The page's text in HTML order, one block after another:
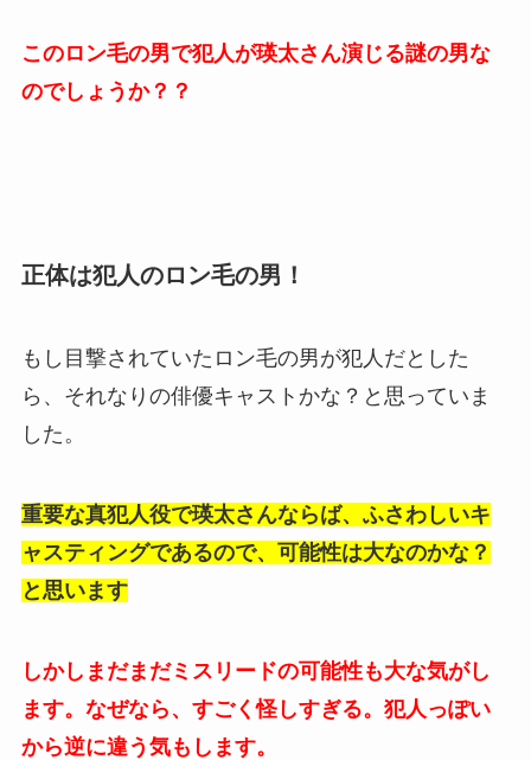
このロン毛の男で犯人が瑛太さん演じる謎の男な
のでしょうか？？
正体は犯人のロン毛の男！
もし目撃されていたロン毛の男が犯人だとした
ら、それなりの俳優キャストかな？と思っていま
した。
重要な真犯人役で瑛太さんならば、ふさわしいキ
ャスティングであるので、可能性は大なのかな？
と思います
しかしまだまだミスリードの可能性も大な気がし
ます。なぜなら、すごく怪しすぎる。犯人っぽい
から逆に違う気もします。